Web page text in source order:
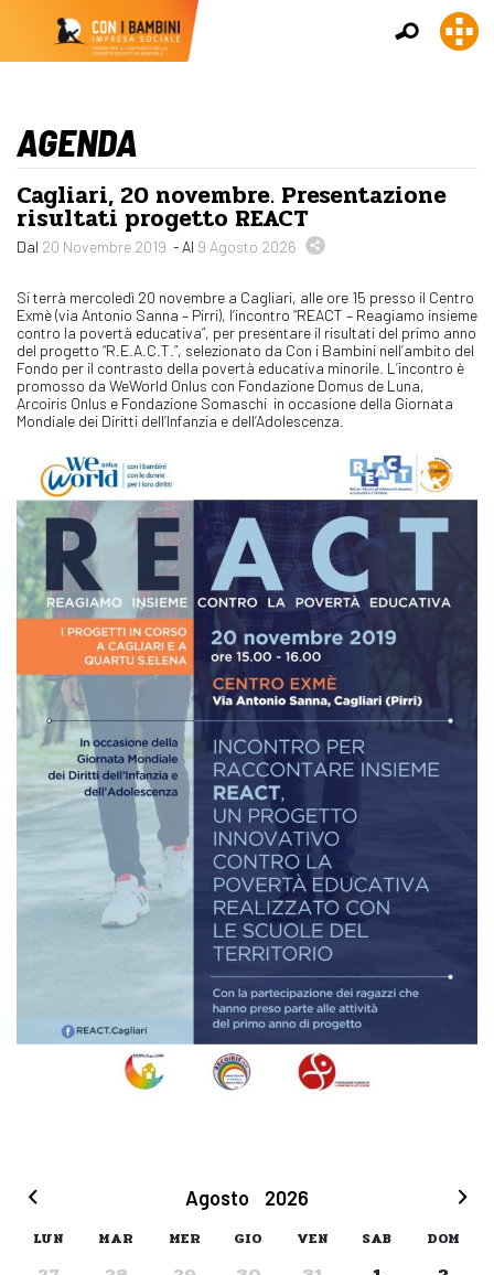
AGENDA
Cagliari, 20 novembre. Presentazione
risultati progetto REACT
Dal 20 Novembre 2019 - Al 9 Agosto 2026
Si terrà mercoledì 20 novembre a Cagliari, alle ore 15 presso il Centro
Exmè (via Antonio Sanna – Pirri), l’incontro “REACT – Reagiamo insieme
contro la povertà educativa”, per presentare il risultati del primo anno
del progetto “R.E.A.C.T.”, selezionato da Con i Bambini nell’ambito del
Fondo per il contrasto della povertà educativa minorile. L’incontro è
promosso da WeWorld Onlus con Fondazione Domus de Luna,
Arcoiris Onlus e Fondazione Somaschi in occasione della Giornata
Mondiale dei Diritti dell’Infanzia e dell’Adolescenza.
Agosto 2026
LUN MAR MER GIO VEN SAB DOM